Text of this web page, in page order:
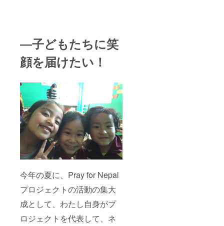
―子どもたちに笑
顔を届けたい！
今年の夏に、Pray for Nepal
プロジェクトの活動の集大
成として、わたし自身がプ
ロジェクトを代表して、ネ